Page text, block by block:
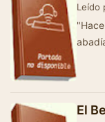
Leído
El